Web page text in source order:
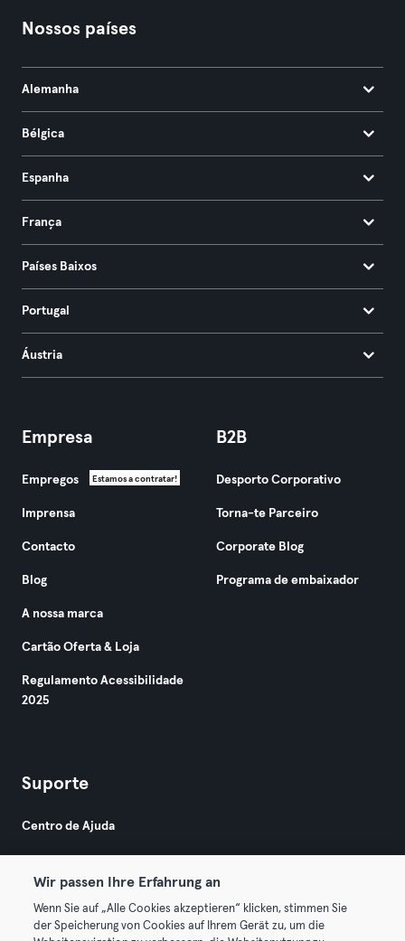
Nossos países
Alemanha
Bélgica
Espanha
França
Países Baixos
Portugal
Áustria
Empresa
Empregos Estamos a contratar!
Imprensa
Contacto
Blog
A nossa marca
Cartão Oferta & Loja
Regulamento Acessibilidade
2025
B2B
Desporto Corporativo
Torna-te Parceiro
Corporate Blog
Programa de embaixador
Suporte
Centro de Ajuda
Wir passen Ihre Erfahrung an
Wenn Sie auf „Alle Cookies akzeptieren“ klicken, stimmen Sie
der Speicherung von Cookies auf Ihrem Gerät zu, um die